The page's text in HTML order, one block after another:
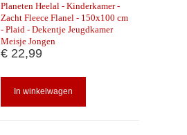
Planeten Heelal - Kinderkamer -
Zacht Fleece Flanel - 150x100 cm
- Plaid - Dekentje Jeugdkamer
Meisje Jongen
€ 22,99
In winkelwagen